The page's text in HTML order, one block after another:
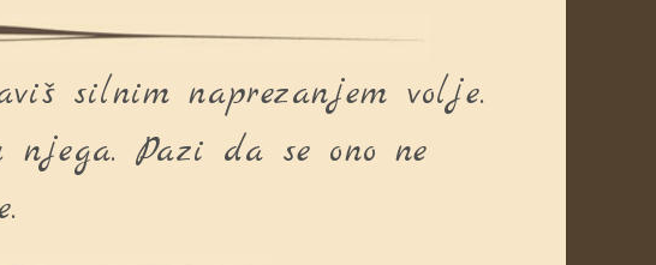
silnim naprezanjem volje.
Pazi da se ono ne